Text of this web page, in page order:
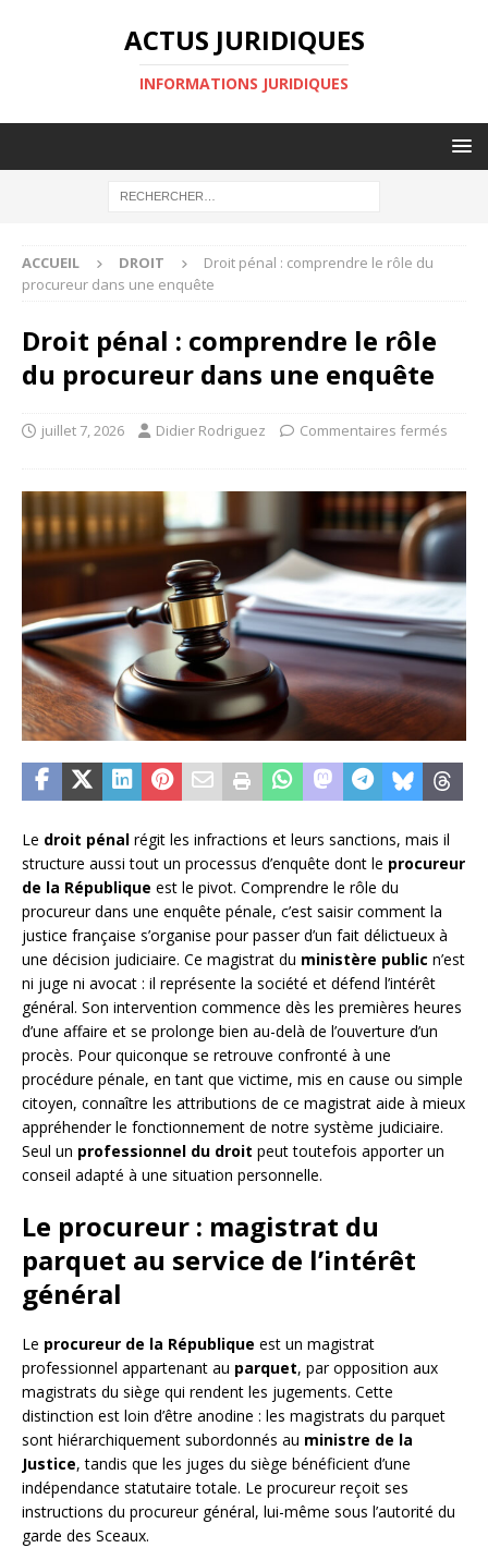
ACTUS JURIDIQUES
INFORMATIONS JURIDIQUES
ACCUEIL DROIT
Droit pénal : comprendre le rôle du
procureur dans une enquête
Droit pénal : comprendre le rôle
du procureur dans une enquête
juillet 7, 2026 Didier Rodriguez Commentaires fermés
Le droit pénal régit les infractions et leurs sanctions, mais il
structure aussi tout un processus d’enquête dont le procureur
de la République est le pivot. Comprendre le rôle du
procureur dans une enquête pénale, c’est saisir comment la
justice française s’organise pour passer d’un fait délictueux à
une décision judiciaire. Ce magistrat du ministère public n’est
ni juge ni avocat : il représente la société et défend l’intérêt
général. Son intervention commence dès les premières heures
d’une affaire et se prolonge bien au-delà de l’ouverture d’un
procès. Pour quiconque se retrouve confronté à une
procédure pénale, en tant que victime, mis en cause ou simple
citoyen, connaître les attributions de ce magistrat aide à mieux
appréhender le fonctionnement de notre système judiciaire.
Seul un professionnel du droit peut toutefois apporter un
conseil adapté à une situation personnelle.
Le procureur : magistrat du
parquet au service de l’intérêt
général
Le procureur de la République est un magistrat
professionnel appartenant au parquet, par opposition aux
magistrats du siège qui rendent les jugements. Cette
distinction est loin d’être anodine : les magistrats du parquet
sont hiérarchiquement subordonnés au ministre de la
Justice, tandis que les juges du siège bénéficient d’une
indépendance statutaire totale. Le procureur reçoit ses
instructions du procureur général, lui-même sous l’autorité du
garde des Sceaux.